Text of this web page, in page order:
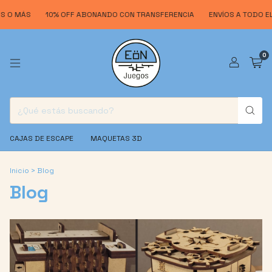
O MÁS 10% OFF ABONANDO CON TRANSFERENCIA ENVÍOS A TODO
0
CAJAS DE ESCAPE MAQUETAS 3D
Inicio > Blog
Blog